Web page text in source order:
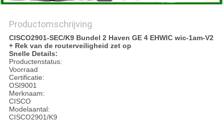
Productomschrijving
CISCO2901-SEC/K9 Bundel 2 Haven GE 4 EHWIC wic-1am-V2
+ Rek van de routerveiligheid zet op
Snelle Details:
Productenstatus:
Voorraad
Certificatie:
OSI9001
Merknaam:
CISCO
Modelaantal:
CISCO2901/K9